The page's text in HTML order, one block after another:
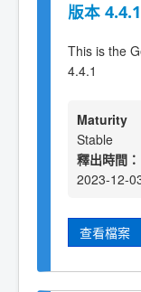
版本
This is the
4.4.1
Maturity
Stable
釋出時間：
2023-12-
查看檔案